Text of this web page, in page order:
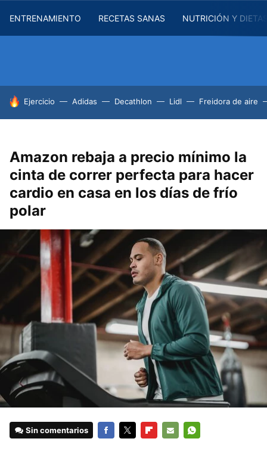
ENTRENAMIENTO RECETAS SANAS NUTRICIÓN Y
HOY SE HABLA DE
Ejercicio Adidas Decathlon Lidl Freidora de aire
Amazon rebaja a precio mínimo la
cinta de correr perfecta para hacer
cardio en casa en los días de frío
polar
Sin comentarios